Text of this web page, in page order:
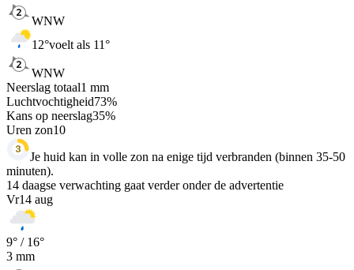
WNW
12°voelt als 11°
WNW
Neerslag totaal1 mm
Luchtvochtigheid73%
Kans op neerslag35%
Uren zon10
Je huid kan in volle zon na enige tijd verbranden (binnen 35-50
minuten).
14 daagse verwachting gaat verder onder de advertentie
Vr14 aug
9° / 16°
3 mm